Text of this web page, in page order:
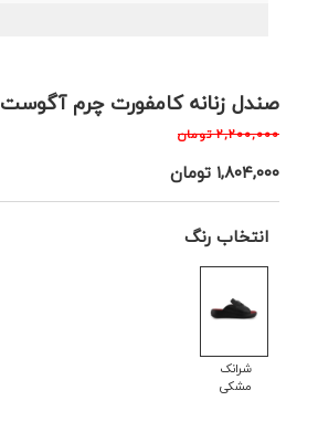
صندل زنانه کامفورت چرم آگوست 140003
۲,۲۰۰,۰۰۰ تومان
۱,۸۰۴,۰۰۰ تومان
انتخاب رنگ
شرانک
مشکی